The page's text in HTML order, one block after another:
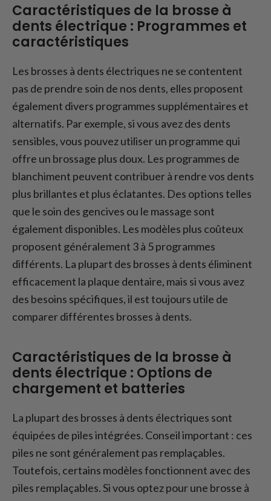
Caractéristiques de la brosse à
dents électrique : Programmes et
caractéristiques
Les brosses à dents électriques ne se contentent
pas de prendre soin de nos dents, elles proposent
également divers programmes supplémentaires et
alternatifs. Par exemple, si vous avez des dents
sensibles, vous pouvez utiliser un programme qui
offre un brossage plus doux. Les programmes de
blanchiment peuvent contribuer à rendre vos dents
plus brillantes et plus éclatantes. Des options telles
que le soin des gencives ou le massage sont
également disponibles. Les modèles plus coûteux
proposent généralement 3 à 5 programmes
différents. La plupart des brosses à dents éliminent
efficacement la plaque dentaire, mais si vous avez
des besoins spécifiques, il est toujours utile de
comparer différentes brosses à dents.
Caractéristiques de la brosse à
dents électrique : Options de
chargement et batteries
La plupart des brosses à dents électriques sont
équipées de piles intégrées. Conseil important : ces
piles ne sont généralement pas remplaçables.
Toutefois, certains modèles fonctionnent avec des
piles remplaçables. Si vous optez pour une brosse à